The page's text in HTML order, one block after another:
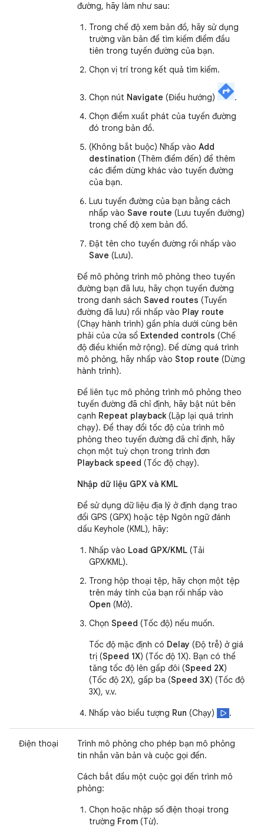
đường, hãy làm như sau:
Trong chế độ xem bản đồ, hãy sử dụng
trường văn bản để tìm kiếm điểm đầu
tiên trong tuyến đường của bạn.
Chọn vị trí trong kết quả tìm kiếm.
Chọn nút Navigate (Điều hướng)
.
Chọn điểm xuất phát của tuyến đường
đó trong bản đồ.
(Không bắt buộc) Nhấp vào Add
destination (Thêm điểm đến) để thêm
các điểm dừng khác vào tuyến đường
của bạn.
Lưu tuyến đường của bạn bằng cách
nhấp vào Save route (Lưu tuyến đường)
trong chế độ xem bản đồ.
Đặt tên cho tuyến đường rồi nhấp vào
Save (Lưu).
Để mô phỏng trình mô phỏng theo tuyến
đường bạn đã lưu, hãy chọn tuyến đường
trong danh sách Saved routes (Tuyến
đường đã lưu) rồi nhấp vào Play route
(Chạy hành trình) gần phía dưới cùng bên
phải của cửa sổ Extended controls (Chế
độ điều khiển mở rộng). Để dừng quá trình
mô phỏng, hãy nhấp vào Stop route (Dừng
hành trình).
Để liên tục mô phỏng trình mô phỏng theo
tuyến đường đã chỉ định, hãy bật nút bên
cạnh Repeat playback (Lặp lại quá trình
chạy). Để thay đổi tốc độ của trình mô
phỏng theo tuyến đường đã chỉ định, hãy
chọn một tuỳ chọn trong trình đơn
Playback speed (Tốc độ chạy).
Nhập dữ liệu GPX và KML
Để sử dụng dữ liệu địa lý ở định dạng trao
đổi GPS (GPX) hoặc tệp Ngôn ngữ đánh
dấu Keyhole (KML), hãy:
Nhấp vào Load GPX/KML (Tải
GPX/KML).
Trong hộp thoại tệp, hãy chọn một tệp
trên máy tính của bạn rồi nhấp vào
Open (Mở).
Chọn Speed (Tốc độ) nếu muốn.
Tốc độ mặc định có Delay (Độ trễ) ở giá
trị (Speed 1X) (Tốc độ 1X). Bạn có thể
tăng tốc độ lên gấp đôi (Speed 2X)
(Tốc độ 2X), gấp ba (Speed 3X) (Tốc độ
3X), v.v.
Nhấp vào biểu tượng Run (Chạy) .
Điện thoại
Trình mô phỏng cho phép bạn mô phỏng
tin nhắn văn bản và cuộc gọi đến.
Cách bắt đầu một cuộc gọi đến trình mô
phỏng:
Chọn hoặc nhập số điện thoại trong
trường From (Từ).